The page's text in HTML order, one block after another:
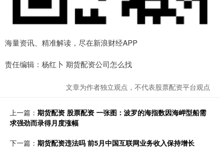
海量资讯、精准解读，尽在新浪财经APP
责任编辑：杨红卜 期货配资公司怎么找
文章为作者独立观点，不代表股票配资平台观点
上一篇： 期货配资 股票配资 一张图：波罗的海指数因海岬型船需
求强劲而录得月度涨幅
下一篇： 期货配资违法吗 前5月中国互联网业务收入保持增长